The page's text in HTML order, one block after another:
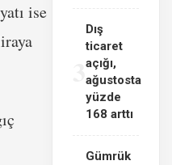
ise
3
Dış
ticaret
açığı,
ağustosta
yüzde
168 arttı
Gümrük